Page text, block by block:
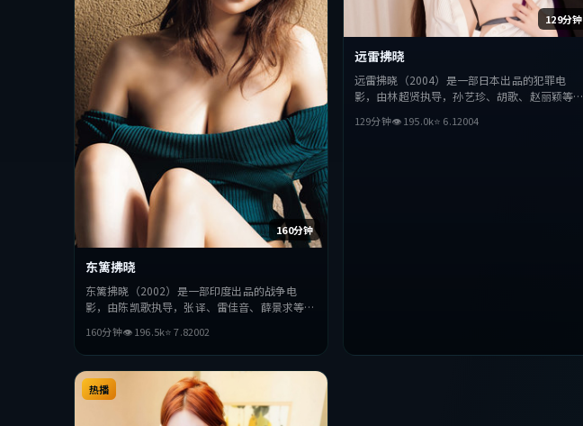
160分钟
东篱拂晓
东篱拂晓（2002）是一部印度出品的战争电
影，由陈凯歌执导，张译、雷佳音、薛景求等主
抉择，节奏张弛有度，适合喜欢该类型的观众完
整观看。
160分钟👁196.5k⭐7.82002
129分钟
远雷拂晓
远雷拂晓（2004）是一部日本出品的犯罪电
影，由林超贤执导，孙艺珍、胡歌、赵丽颖等主
抉择，节奏张弛有度，适合喜欢该类型的观众完
129分钟👁195.0k⭐ 6.12004
热播